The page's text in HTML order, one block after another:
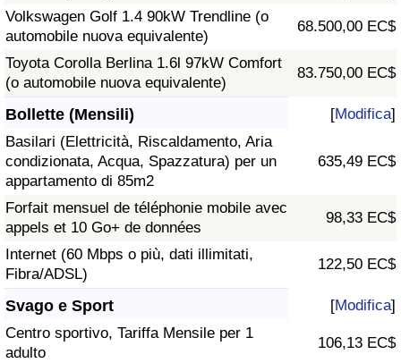
Volkswagen Golf 1.4 90kW Trendline (o
automobile nuova equivalente)
68.500,00 EC$
Toyota Corolla Berlina 1.6l 97kW Comfort
(o automobile nuova equivalente)
83.750,00 EC$
Bollette (Mensili) [Modifica]
Basilari (Elettricità, Riscaldamento, Aria
condizionata, Acqua, Spazzatura) per un
appartamento di 85m2
635,49 EC$
Forfait mensuel de téléphonie mobile avec
appels et 10 Go+ de données
98,33 EC$
Internet (60 Mbps o più, dati illimitati,
Fibra/ADSL)
122,50 EC$
Svago e Sport [Modifica]
Centro sportivo, Tariffa Mensile per 1
adulto
106,13 EC$